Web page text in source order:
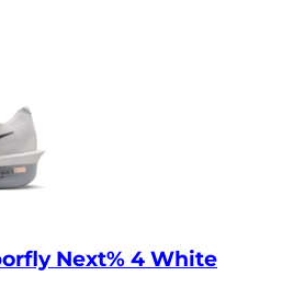
Next% 4 White